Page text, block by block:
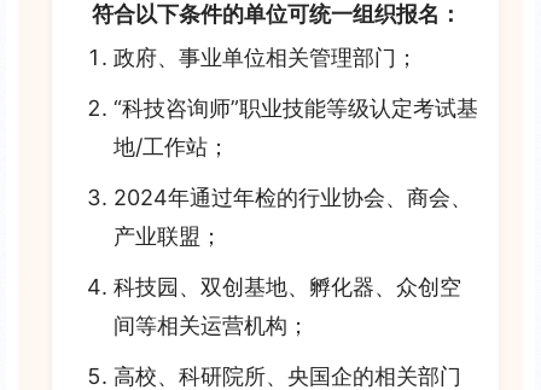
符合以下条件的单位可统一组织报名：
政府、事业单位相关管理部门；
“科技咨询师”职业技能等级认定考试基
地/工作站；
2024年通过年检的行业协会、商会、
产业联盟；
科技园、双创基地、孵化器、众创空
间等相关运营机构；
高校、科研院所、央国企的相关部门